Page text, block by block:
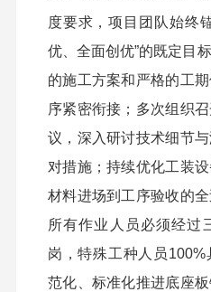
度要求，项目 团队始终
优、全面创优”的既定目
的施工方案和严格的工
序紧密衔接 ； 多次组织
议，深入研讨技术细节
对措施； 持续优化工装
材料进场到工序验收的
所有作业人员必须经过
岗，特殊工种人员
范化、标准化推进底座